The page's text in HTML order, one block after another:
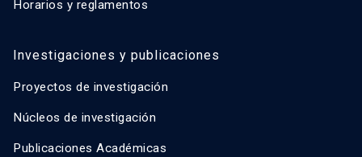
Horarios y reglamentos
Investigaciones y publicaciones
Proyectos de investigación
Núcleos de investigación
Publicaciones Académicas